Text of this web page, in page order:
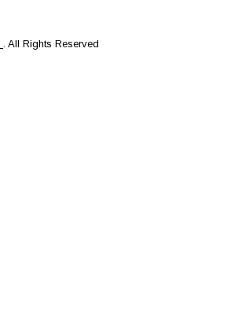
. All Rights Reserved